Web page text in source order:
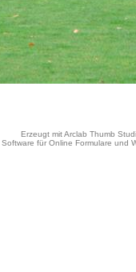
Erzeugt mit Arclab Thumb
Software für Online Formulare und